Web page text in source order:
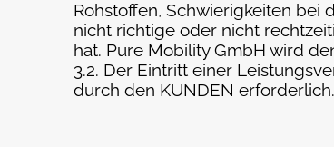
Rohstoffen, Schwierigkeiten bei
nicht richtige oder nicht
hat. Pure Mobility GmbH wird
3.2. Der Eintritt einer
durch den KUNDEN erforderlich.